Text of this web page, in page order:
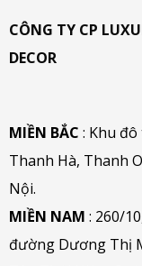
CÔNG TY CP
DECOR
MIỀN BẮC : Khu đô
Thanh Hà, Thanh
Nội.
MIỀN NAM : 260/
đường Dương Thị